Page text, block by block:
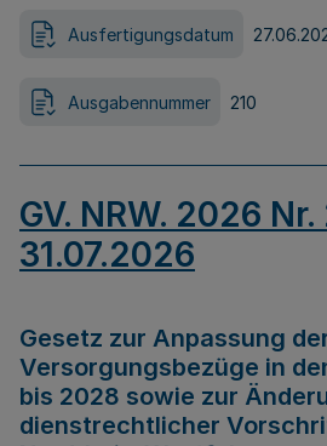
Ausfertigungsdatum
Ausgabennummer 210
GV. NRW. 2026
31.07.2026
Gesetz zur Anpassung
Versorgungsbezüge in
bis 2028 sowie zur
dienstrechtlicher